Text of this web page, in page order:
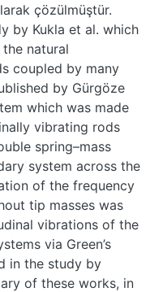
çözülmüştür.
by Kukla et al. which
natural
coupled by many
by Gürgöze
which was made
vibrating rods
spring–mass
system across the
of the frequency
tip masses was
vibrations of the
via Green’s
in the study by
of these works, in